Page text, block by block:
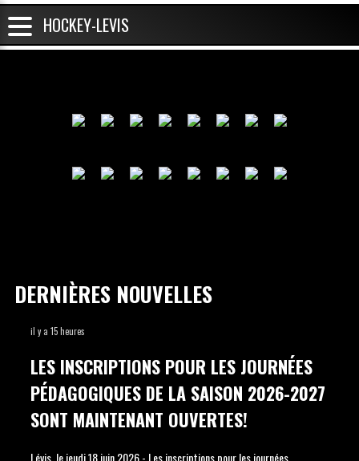
HOCKEY-LEVIS
DERNIÈRES NOUVELLES
il y a 15 heures
LES INSCRIPTIONS POUR LES JOURNÉES
PÉDAGOGIQUES DE LA SAISON 2026-2027
SONT MAINTENANT OUVERTES!
Lévis, le jeudi 18 juin 2026 - Les inscriptions pour les journées